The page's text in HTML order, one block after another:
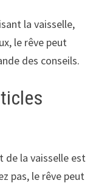
la vaisselle,
le rêve peut
des conseils.
de la vaisselle est
pas, le rêve peut